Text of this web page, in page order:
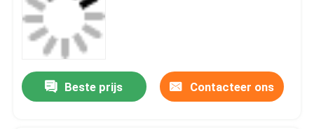
Beste prijs Contacteer ons